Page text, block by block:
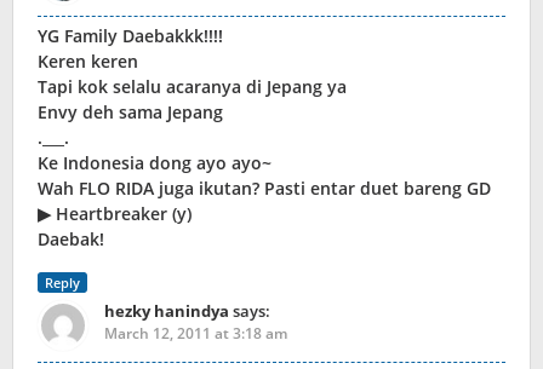
YG Family Daebakkk!!!!
Keren keren
Tapi kok selalu acaranya di Jepang ya
Envy deh sama Jepang
.___.
Ke Indonesia dong ayo ayo~
Wah FLO RIDA juga ikutan? Pasti entar duet bareng GD
▶ Heartbreaker (y)
Daebak!
Reply
hezky hanindya says:
March 12, 2011 at 3:18 am